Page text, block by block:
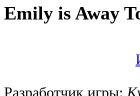
Emily is Away
Разработчик игры: